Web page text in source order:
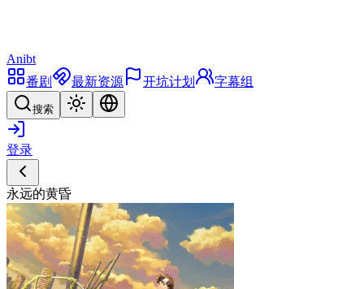
Anibt
番剧
最新资源 开坑计划 字幕组
搜索
登录
永远的黄昏